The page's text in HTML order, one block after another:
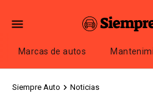
Marcas de autos
Siempre Auto Noticias